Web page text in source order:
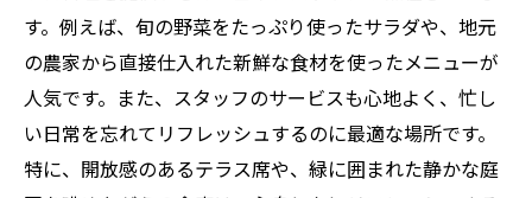
す。例えば、旬の野菜をたっぷり使ったサラダや、地元
の農家から直接仕入れた新鮮な食材を使ったメニューが
人気です。また、スタッフのサービスも心地よく、忙し
い日常を忘れてリフレッシュするのに最適な場所です。
特に、開放感のあるテラス席や、緑に囲まれた静かな庭